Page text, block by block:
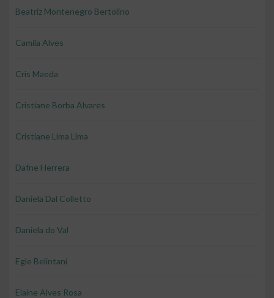
Beatriz Montenegro Bertolino
Camila Alves
Cris Maeda
Cristiane Borba Alvares
Cristiane Lima Lima
Dafne Herrera
Daniela Dal Colletto
Daniela do Val
Egle Belintani
Elaine Alves Rosa